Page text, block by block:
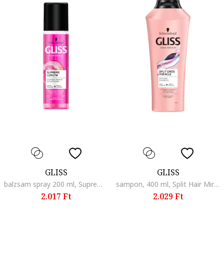
GLISS
balzsam spray 200 ml, Supreme Length
2.017 Ft
GLISS
sampon, 400 ml, Split Hair Miracle
2.029 Ft